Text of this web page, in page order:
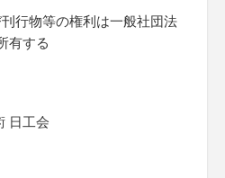
行物等の権利は一般社団法
有する
日工会